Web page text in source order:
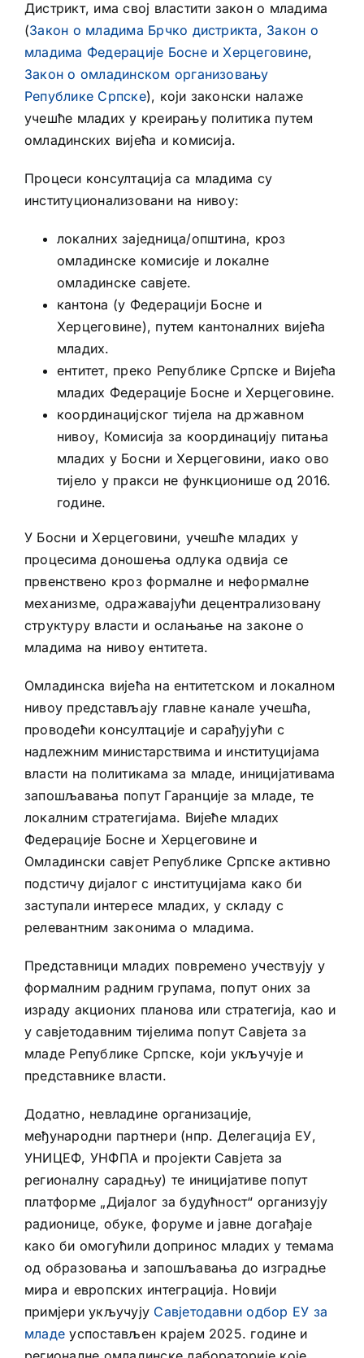
Дистрикт, има свој властити закон о младима
(Закон о младима Брчко дистрикта, Закон о
младима Федерације Босне и Херцеговине,
Закон о омладинском организовању
Републике Српске), који законски налаже
учешће младих у креирању политика путем
омладинских вијећа и комисија.
Процеси консултација са младима су
институционализовани на нивоу:
локалних заједница/општина, кроз
омладинске комисије и локалне
омладинске савјете.
кантона (у Федерацији Босне и
Херцеговине), путем кантоналних вијећа
младих.
ентитет, преко Републике Српске и Вијећа
младих Федерације Босне и Херцеговине.
координацијског тијела на државном
нивоу, Комисија за координацију питања
младих у Босни и Херцеговини, иако ово
тијело у пракси не функционише од 2016.
године.
У Босни и Херцеговини, учешће младих у
процесима доношења одлука одвија се
првенствено кроз формалне и неформалне
механизме, одражавајући децентрализовану
структуру власти и ослањање на законе о
младима на нивоу ентитета.
Омладинска вијећа на ентитетском и локалном
нивоу представљају главне канале учешћа,
проводећи консултације и сарађујући с
надлежним министарствима и институцијама
власти на политикама за младе, иницијативама
запошљавања попут Гаранције за младе, те
локалним стратегијама. Вијеће младих
Федерације Босне и Херцеговине и
Омладински савјет Републике Српске активно
подстичу дијалог с институцијама како би
заступали интересе младих, у складу с
релевантним законима о младима.
Представници младих повремено учествују у
формалним радним групама, попут оних за
израду акционих планова или стратегија, као и
у савјетодавним тијелима попут Савјета за
младе Републике Српске, који укључује и
представнике власти.
Додатно, невладине организације,
међународни партнери (нпр. Делегација ЕУ,
УНИЦЕФ, УНФПА и пројекти Савјета за
регионалну сарадњу) те иницијативе попут
платформе „Дијалог за будућност“ организују
радионице, обуке, форуме и јавне догађаје
како би омогућили допринос младих у темама
од образовања и запошљавања до изградње
мира и европских интеграција. Новији
примјери укључују Савјетодавни одбор ЕУ за
младе успостављен крајем 2025. године и